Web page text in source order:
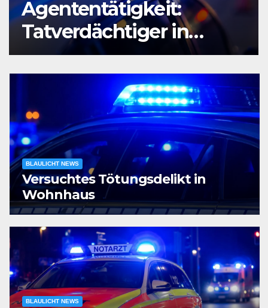
Agententätigkeit:
Tatverdächtiger in
Untersuchungshaft
BLAULICHT NEWS
Versuchtes Tötungsdelikt in
Wohnhaus
BLAULICHT NEWS